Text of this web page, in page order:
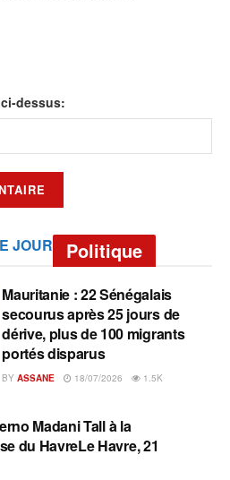
dessus:
JOUR Politique
Mauritanie : 22 Sénégalais
secourus après 25 jours de
dérive, plus de 100 migrants
portés disparus
BY ASSANE 18/07/2026 1.5K
Madani Tall à la
du HavreLe Havre, 21